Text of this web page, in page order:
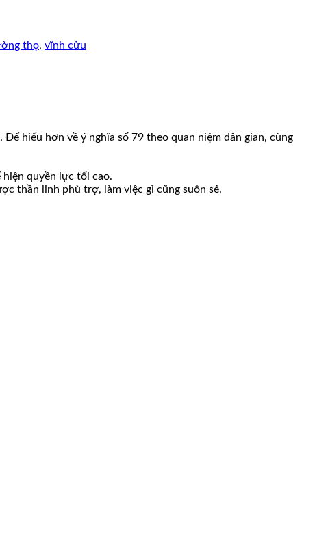
thọ, vĩnh cửu
hiểu hơn về ý nghĩa số 79 theo quan niệm dân gian, cùng
quyền lực tối cao.
thần linh phù trợ, làm việc gì cũng suôn sẻ.